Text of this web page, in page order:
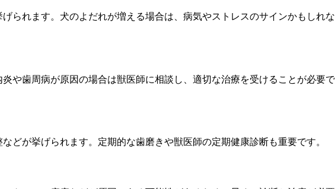
られます。犬のよだれが増える場合は、病気やストレスのサインかもしれな
や歯周病が原因の場合は獣医師に相談し、適切な治療を受けることが必要で
どが挙げられます。定期的な歯磨きや獣医師の定期健康診断も重要です。